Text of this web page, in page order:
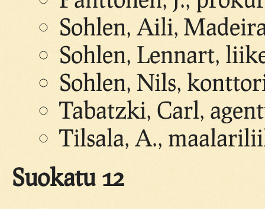
Sohlen, Aili,
Sohlen, Lennart,
Sohlen, Nils,
Tabatzki, Carl,
Tilsala, A.,
Suokatu 12